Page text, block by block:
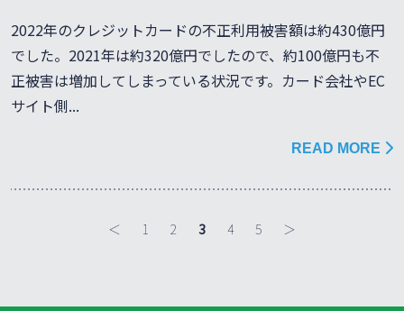
2022年のクレジットカードの不正利用被害額は約430億円
でした。2021年は約320億円でしたので、約100億円も不
正被害は増加してしまっている状況です。カード会社やEC
サイト側...
READ MORE
＜ 1 2 3 4 5 ＞